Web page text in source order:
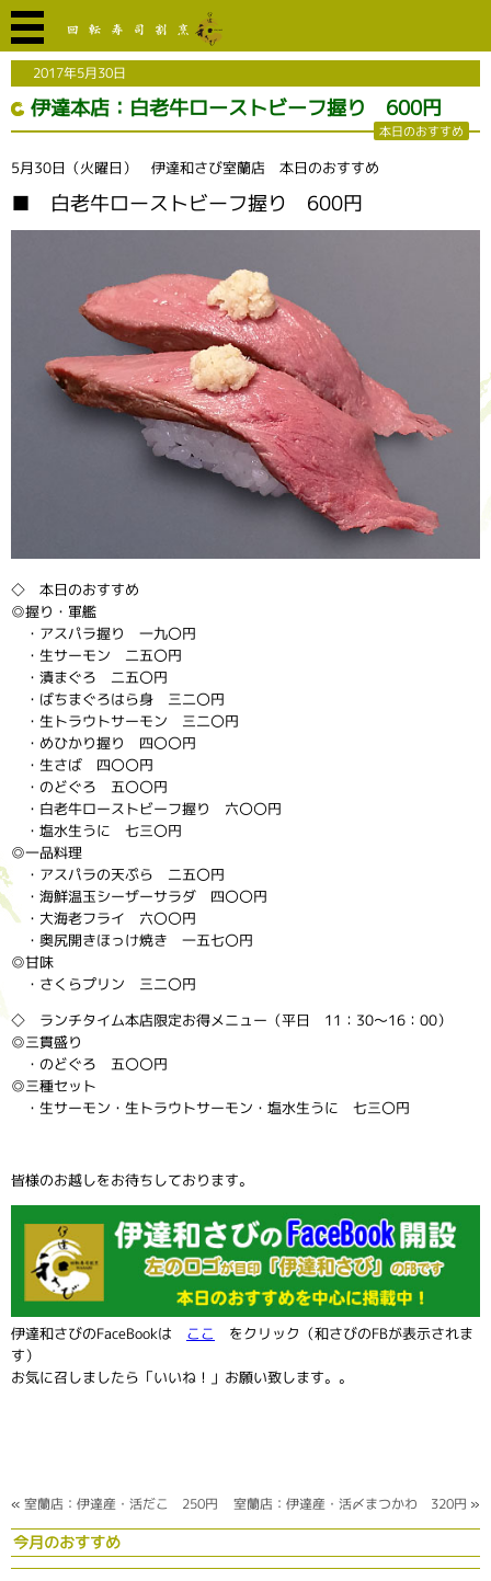
2017年5月30日
伊達本店：白老牛ローストビーフ握り 600円
本日のおすすめ
5月30日（火曜日） 伊達和さび室蘭店 本日のおすすめ
■ 白老牛ローストビーフ握り 600円
◇ 本日のおすすめ
◎握り・軍艦
・アスパラ握り 一九〇円
・生サーモン 二五〇円
・漬まぐろ 二五〇円
・ばちまぐろはら身 三二〇円
・生トラウトサーモン 三二〇円
・めひかり握り 四〇〇円
・生さば 四〇〇円
・のどぐろ 五〇〇円
・白老牛ローストビーフ握り 六〇〇円
・塩水生うに 七三〇円
◎一品料理
・アスパラの天ぷら 二五〇円
・海鮮温玉シーザーサラダ 四〇〇円
・大海老フライ 六〇〇円
・奥尻開きほっけ焼き 一五七〇円
◎甘味
・さくらプリン 三二〇円
◇ ランチタイム本店限定お得メニュー（平日 11：30～16：00）
◎三貫盛り
・のどぐろ 五〇〇円
◎三種セット
・生サーモン・生トラウトサーモン・塩水生うに 七三〇円
皆様のお越しをお待ちしております。
伊達和さびのFaceBookは ここ
をクリック（和さびのFBが表示されま
す）
お気に召しましたら「いいね！」お願い致します。。
« 室蘭店：伊達産・活だこ 250円 室蘭店：伊達産・活〆まつかわ 320円 »
今月のおすすめ